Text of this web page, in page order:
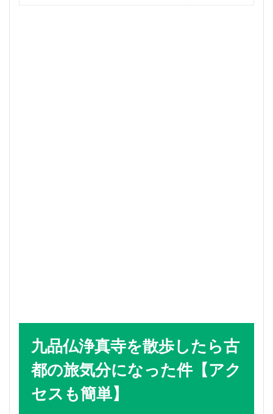
九品仏浄真寺を散歩したら古
都の旅気分になった件【アク
セスも簡単】